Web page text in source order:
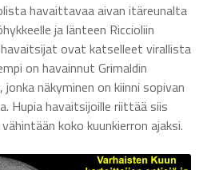
havaittavaa aivan itäreunalta
ja länteen Riccioliin
ovat katselleet virallista
on havainnut Grimaldin
näkyminen on kiinni sopivan
Hupia havaitsijoille riittää siis
koko kuunkierron ajaksi.